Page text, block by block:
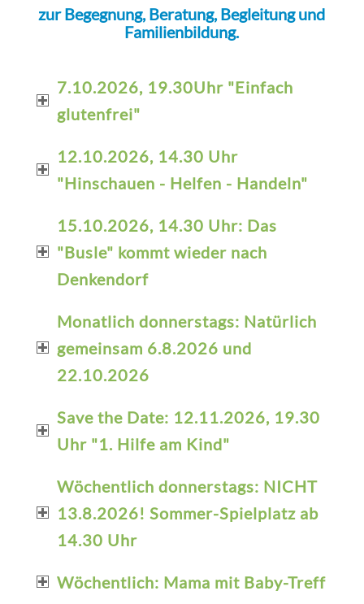
zur Begegnung, Beratung, Begleitung und
Familienbildung.
7.10.2026, 19.30Uhr "Einfach
glutenfrei"
12.10.2026, 14.30 Uhr
"Hinschauen - Helfen - Handeln"
15.10.2026, 14.30 Uhr: Das
"Busle" kommt wieder nach
Denkendorf
Monatlich donnerstags: Natürlich
gemeinsam 6.8.2026 und
22.10.2026
Save the Date: 12.11.2026, 19.30
Uhr "1. Hilfe am Kind"
Wöchentlich donnerstags: NICHT
13.8.2026! Sommer-Spielplatz ab
14.30 Uhr
Wöchentlich: Mama mit Baby-Treff